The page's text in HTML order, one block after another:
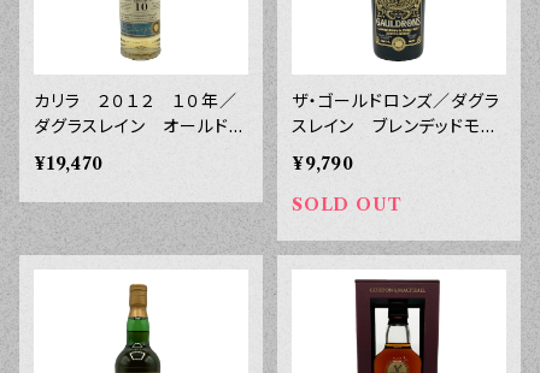
カリラ ２０１２ １０年／
ダグラスレイン オールド
パティキュラー ４８.４°
７００ｍｌ
¥19,470
ザ・ゴールドロンズ／ダグラ
スレイン ブレンデッドモル
ト ４６.２° ７００ｍｌ
¥9,790
SOLD OUT